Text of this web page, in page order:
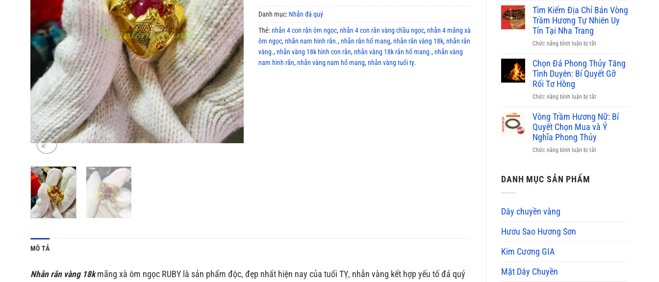
nhiêu,
nơi
phỉ
thúy
hiện
nay?
Tìm Kiếm Địa Chỉ Bán Vòng
Trầm Hương Tự Nhiên Uy
Tín Tại Nha Trang
Chức năng bình luận bị tắt
Kiếm
Địa
Hương
Tự
Nhiên
Chọn Đá Phong Thủy Tăng
Tình Duyên: Bí Quyết Gỡ
Rối Tơ Hồng
Chức năng bình luận bị tắt
Đá
Phong
Vòng Trầm Hương Nữ: Bí
Quyết Chọn Mua và Ý
Nghĩa Phong Thủy
Chức năng bình luận bị tắt
DANH MỤC SẢN PHẨM
Dây chuyền vàng
Hươu Sao Hương Sơn
Kim Cương GIA
Mặt Dây Chuyền
Danh mục: Nhẫn đá quý
Thẻ: nhẫn 4 con rắn ôm ngọc, nhẫn 4 con rắn vàng chầu ngọc, nhẫn 4 mãng xà
ôm ngọc, nhẫn nam hình rắn., nhẫn rắn hổ mang, nhẫn rắn vàng 18k, nhẫn rắn
vàng., nhẫn vàng 18k hình con rắn, nhẫn vàng 18k rắn hổ mang., nhẫn vàng
nam hình rắn, nhẫn vàng nam hổ mang, nhẫn vàng tuổi tỵ.
MÔ TẢ
Nhẫn rắn vàng 18k mãng xà ôm ngọc RUBY là sản phẩm độc, đẹp nhất hiện nay của tuổi TỴ, nhẫn vàng kết hợp yếu tố đá quý